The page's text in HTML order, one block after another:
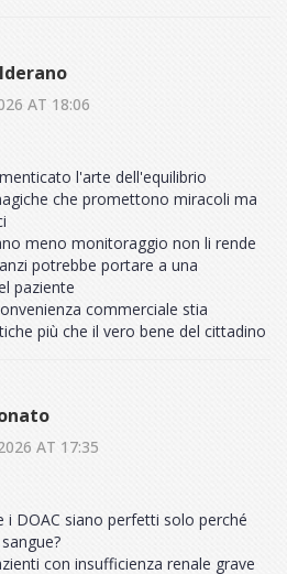
AT 18:06
l'arte dell'equilibrio
che promettono miracoli ma
meno monitoraggio non li rende
potrebbe portare a una
paziente
commerciale stia
più che il vero bene del cittadino
AT 17:35
i DOAC siano perfetti solo perché
con insufficienza renale grave